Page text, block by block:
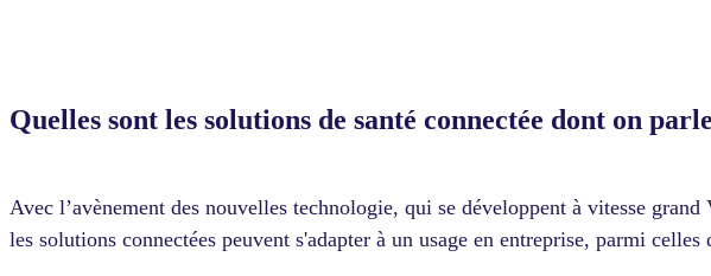
Quelles sont les solutions de santé connectée dont on
Avec l’avènement des nouvelles technologie, qui se développent à vitesse
les solutions connectées peuvent s'adapter à un usage en entreprise, parmi